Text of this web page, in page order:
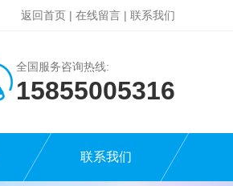
返回首页 | 在线留言 | 联系我们
全国服务咨询热线:
15855005316
联系我们